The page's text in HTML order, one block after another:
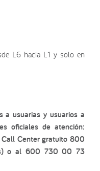
L6 hacia L1 y solo en
a usuarias y usuarios a
oficiales de atención:
Call Center gratuito 800
o al 600 730 00 73